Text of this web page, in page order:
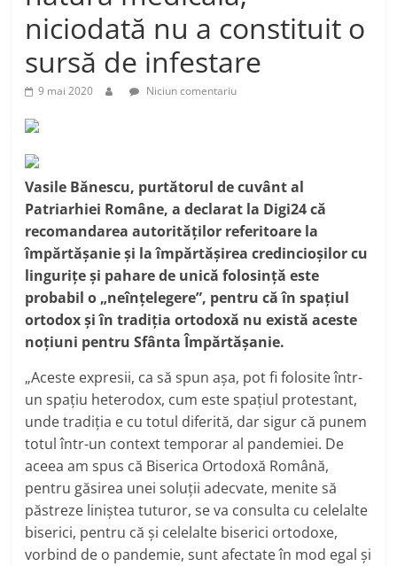
niciodată nu a constituit o
sursă de infestare
9 mai 2020 Niciun comentariu
Vasile Bănescu, purtătorul de cuvânt al
Patriarhiei Române, a declarat la Digi24 că
recomandarea autorităților referitoare la
împărtășanie și la împărtășirea credincioșilor cu
lingurițe și pahare de unică folosință este
probabil o „neînțelegere”, pentru că în spațiul
ortodox și în tradiția ortodoxă nu există aceste
noțiuni pentru Sfânta Împărtășanie.
„Aceste expresii, ca să spun așa, pot fi folosite într-
un spațiu heterodox, cum este spațiul protestant,
unde tradiția e cu totul diferită, dar sigur că punem
totul într-un context temporar al pandemiei. De
aceea am spus că Biserica Ortodoxă Română,
pentru găsirea unei soluții adecvate, menite să
păstreze liniștea tuturor, se va consulta cu celelalte
biserici, pentru că și celelalte biserici ortodoxe,
vorbind de o pandemie, sunt afectate în mod egal și